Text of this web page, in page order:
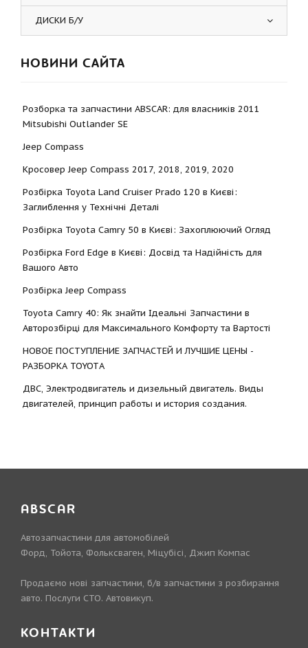
ДИСКИ Б/У
НОВИНИ САЙТА
Розборка та запчастини ABSCAR: для власників 2011
Mitsubishi Outlander SE
Jeep Compass
Кросовер Jeep Compass 2017, 2018, 2019, 2020
Розбірка Toyota Land Cruiser Prado 120 в Києві:
Заглиблення у Технічні Деталі
Розбірка Toyota Camry 50 в Києві: Захоплюючий Огляд
Розбірка Ford Edge в Києві: Досвід та Надійність для
Вашого Авто
Розбірка Jeep Compass
Toyota Camry 40: Як знайти Ідеальні Запчастини в
Авторозбірці для Максимального Комфорту та Вартості
НОВОЕ ПОСТУПЛЕНИЕ ЗАПЧАСТЕЙ И ЛУЧШИЕ ЦЕНЫ -
РАЗБОРКА TOYOTА
ДВС, Электродвигатель и дизельный двигатель. Виды
двигателей, принцип работы и история создания.
ABSCAR
Автозапчастини для автомобілей
Форд, Тойота, Фольксваген, Міцубісі, Джип Компас
Продаємо нові запчастини, б/в запчастини з розбирання
авто. Послуги СТО. Автовикуп.
КОНТАКТИ